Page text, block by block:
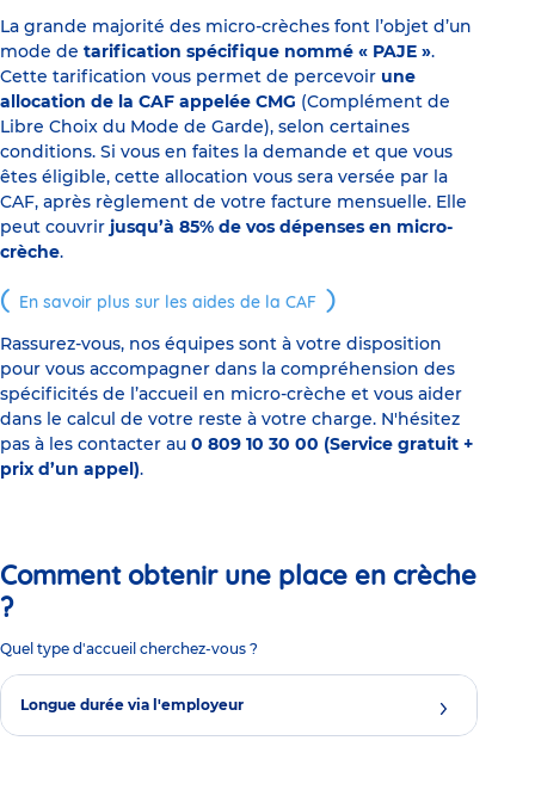
La grande majorité des micro-crèches font l’objet d’un
mode de tarification spécifique nommé « PAJE ».
Cette tarification vous permet de percevoir une
allocation de la CAF appelée CMG (Complément de
Libre Choix du Mode de Garde), selon certaines
conditions. Si vous en faites la demande et que vous
êtes éligible, cette allocation vous sera versée par la
CAF, après règlement de votre facture mensuelle. Elle
peut couvrir jusqu’à 85% de vos dépenses en micro-
crèche.
En savoir plus sur les aides de la CAF
Rassurez-vous, nos équipes sont à votre disposition
pour vous accompagner dans la compréhension des
spécificités de l’accueil en micro-crèche et vous aider
dans le calcul de votre reste à votre charge. N'hésitez
pas à les contacter au 0 809 10 30 00 (Service gratuit +
prix d’un appel).
Comment obtenir une place en crèche
?
Quel type d'accueil cherchez-vous ?
Longue durée via l'employeur